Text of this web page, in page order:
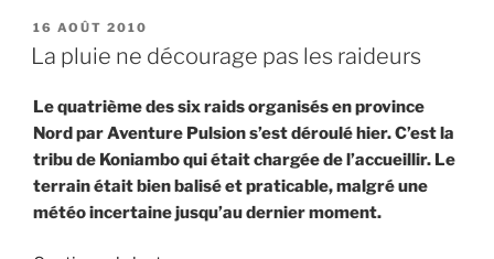
plus
cailloux
du
Sud
! » »
PUBLIÉ
LE
16 AOÛT 2010
La pluie ne décourage pas les raideurs
Le quatrième des six raids organisés en province
Nord par Aventure Pulsion s’est déroulé hier. C’est la
tribu de Koniambo qui était chargée de l’accueillir. Le
terrain était bien balisé et praticable, malgré une
météo incertaine jusqu’au dernier moment.